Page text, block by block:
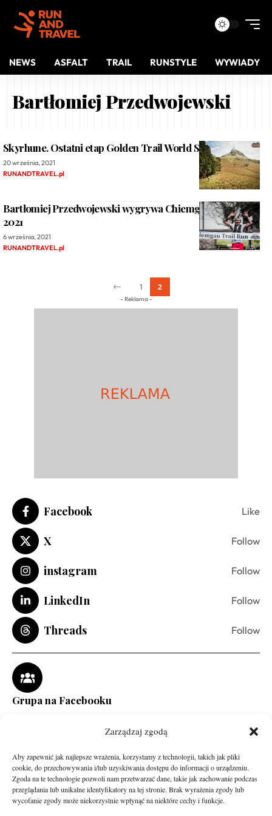
Zarządzaj zgodą
Aby zapewnić jak najlepsze wrażenia, korzystamy z technologii, takich jak pliki
cookie, do przechowywania i/lub uzyskiwania dostępu do informacji o urządzeniu.
Zgoda na te technologie pozwoli nam przetwarzać dane, takie jak zachowanie podczas
przeglądania lub unikalne identyfikatory na tej stronie. Brak wyrażenia zgody lub
wycofanie zgody może niekorzystnie wpłynąć na niektóre cechy i funkcje.
NEWS ASFALT TRAIL RUNSTYLE WYWIADY
Bartłomiej Przedwojewski
Skyrhune. Ostatni etap Golden Trail World Series 2021
20 września, 2021
RUNANDTRAVEL.pl
Bartłomiej Przedwojewski wygrywa Chiemgau Trail Run
2021
6 września, 2021
RUNANDTRAVEL.pl
1 2
- Reklama -
Facebook Like
X Follow
instagram Follow
LinkedIn Follow
Threads Follow
Grupa na Facebooku